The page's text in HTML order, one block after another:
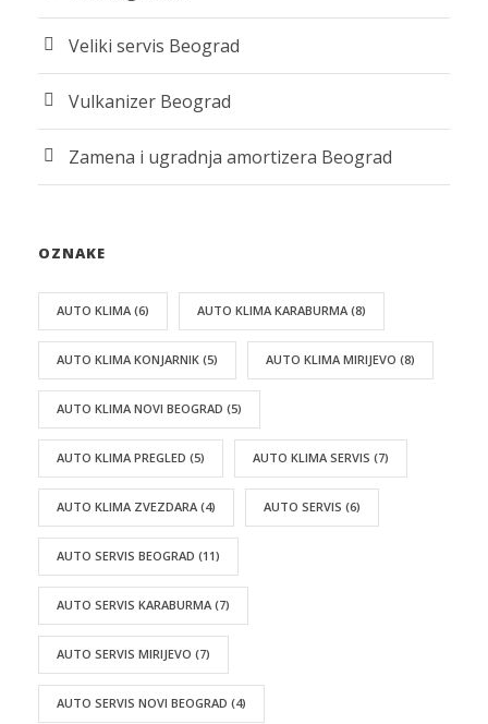
Veliki servis Beograd
Vulkanizer Beograd
Zamena i ugradnja amortizera Beograd
OZNAKE
AUTO KLIMA (6) AUTO KLIMA KARABURMA (8)
AUTO KLIMA KONJARNIK (5) AUTO KLIMA MIRIJEVO (8)
AUTO KLIMA NOVI BEOGRAD (5)
AUTO KLIMA PREGLED (5) AUTO KLIMA SERVIS (7)
AUTO KLIMA ZVEZDARA (4) AUTO SERVIS (6)
AUTO SERVIS BEOGRAD (11)
AUTO SERVIS KARABURMA (7)
AUTO SERVIS MIRIJEVO (7)
AUTO SERVIS NOVI BEOGRAD (4)